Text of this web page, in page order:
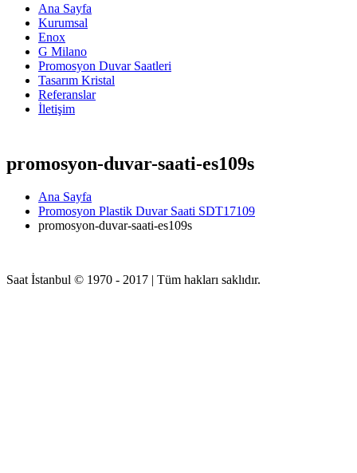
Ana Sayfa
Kurumsal
Enox
G Milano
Promosyon Duvar Saatleri
Tasarım Kristal
Referanslar
İletişim
promosyon-duvar-saati-es109s
Ana Sayfa
Promosyon Plastik Duvar Saati SDT17109
promosyon-duvar-saati-es109s
Saat İstanbul © 1970 - 2017 | Tüm hakları saklıdır.